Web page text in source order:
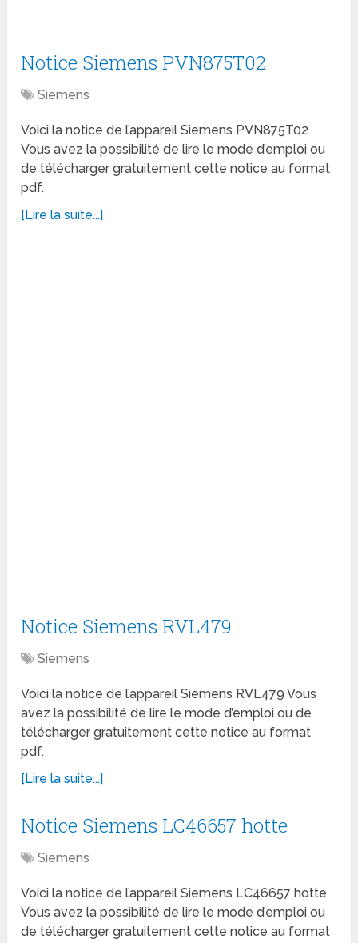
Notice Siemens PVN875T02
Siemens
Voici la notice de l’appareil Siemens PVN875T02
Vous avez la possibilité de lire le mode d’emploi ou
de télécharger gratuitement cette notice au format
pdf.
[Lire la suite...]
Notice Siemens RVL479
Siemens
Voici la notice de l’appareil Siemens RVL479 Vous
avez la possibilité de lire le mode d’emploi ou de
télécharger gratuitement cette notice au format
pdf.
[Lire la suite...]
Notice Siemens LC46657 hotte
Siemens
Voici la notice de l’appareil Siemens LC46657 hotte
Vous avez la possibilité de lire le mode d’emploi ou
de télécharger gratuitement cette notice au format